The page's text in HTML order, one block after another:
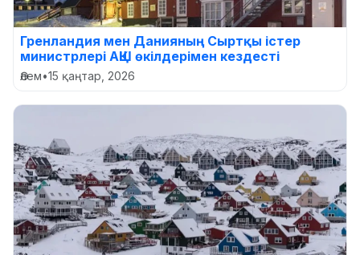
Гренландия мен Данияның Сыртқы істер
министрлері АҚШ өкілдерімен кездесті
Әлем•15 қаңтар, 2026